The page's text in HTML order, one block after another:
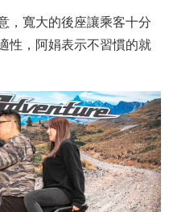
，寬大的後座讓乘客十分
性，阿娟表示不習慣的就